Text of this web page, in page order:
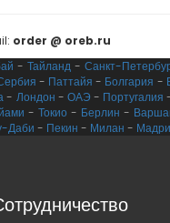
order @ oreb.ru
-Тайланд - Санкт-
- Паттайя - Болгария -
- Лондон - ОАЭ- Португалия
-Токио - Берлин -
Даби - Пекин - Милан -